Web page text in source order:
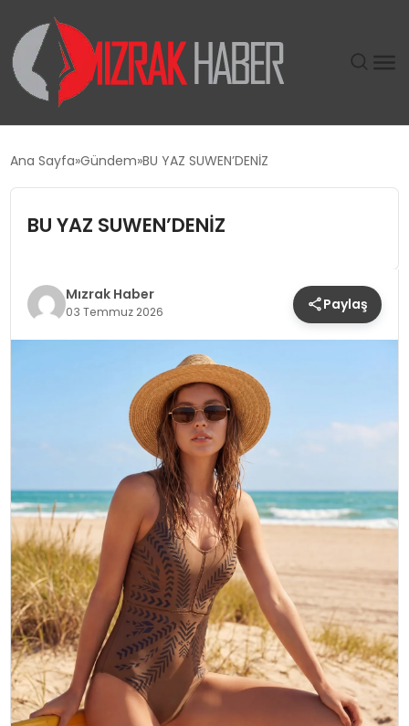
EKONOMI
SPOR
Ana Sayfa Gündem BU YAZ SUWEN’DENİZ
BU YAZ SUWEN’DENİZ
Mızrak Haber
03 Temmuz 2026 Paylaş